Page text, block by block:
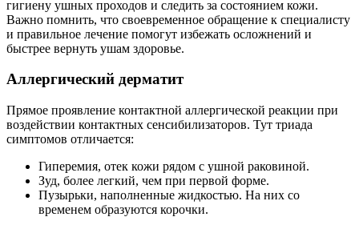
гигиену ушных проходов и следить за состоянием кожи.
Важно помнить, что своевременное обращение к специалисту
и правильное лечение помогут избежать осложнений и
быстрее вернуть ушам здоровье.
Аллергический дерматит
Прямое проявление контактной аллергической реакции при
воздействии контактных сенсибилизаторов. Тут триада
симптомов отличается:
Гиперемия, отек кожи рядом с ушной раковиной.
Зуд, более легкий, чем при первой форме.
Пузырьки, наполненные жидкостью. На них со
временем образуются корочки.